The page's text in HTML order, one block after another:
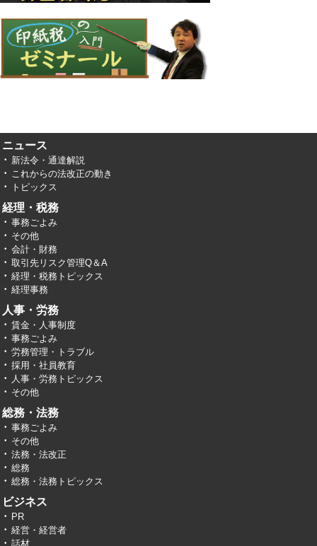
ニュース
新法令・通達解説
これからの法改正の動き
トピックス
経理・税務
事務ごよみ
その他
会計・財務
取引先リスク管理Q＆A
経理・税務トピックス
経理事務
人事・労務
賃金・人事制度
事務ごよみ
労務管理・トラブル
採用・社員教育
人事・労務トピックス
その他
総務・法務
事務ごよみ
その他
法務・法改正
総務
総務・法務トピックス
ビジネス
PR
経営・経営者
話材